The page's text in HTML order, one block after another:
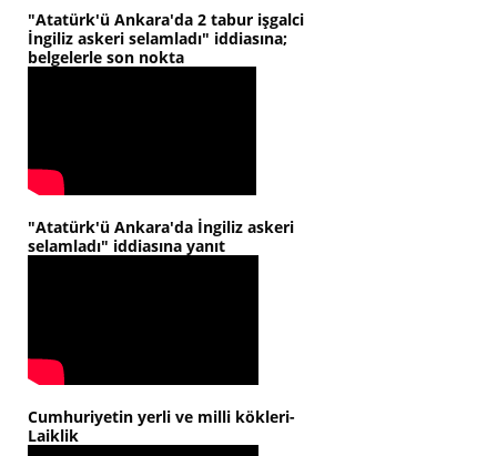
"Atatürk'ü Ankara'da 2 tabur işgalci
İngiliz askeri selamladı" iddiasına;
belgelerle son nokta
"Atatürk'ü Ankara'da İngiliz askeri
selamladı" iddiasına yanıt
Cumhuriyetin yerli ve milli kökleri-
Laiklik